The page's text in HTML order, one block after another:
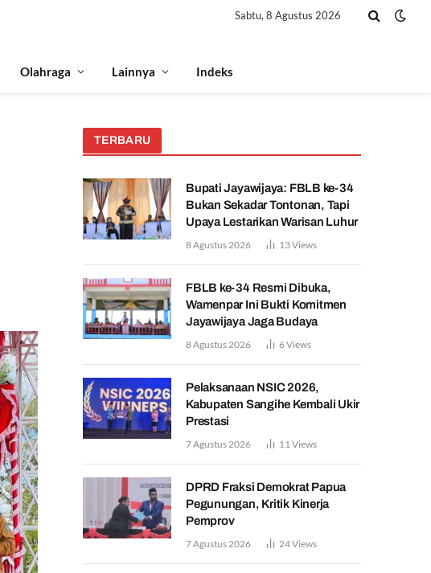
Sabtu, 8 Agustus 2026
Olahraga Lainnya Indeks
TERBARU
Bupati Jayawijaya: FBLB ke-34
Bukan Sekadar Tontonan, Tapi
Upaya Lestarikan Warisan Luhur
8 Agustus 2026 13Views
FBLB ke-34 Resmi Dibuka,
Wamenpar Ini Bukti Komitmen
Jayawijaya Jaga Budaya
8 Agustus 2026 6Views
Pelaksanaan NSIC 2026,
Kabupaten Sangihe Kembali Ukir
Prestasi
7 Agustus 2026 11 Views
DPRD Fraksi Demokrat Papua
Pegunungan, Kritik Kinerja
Pemprov
7 Agustus 2026 24Views